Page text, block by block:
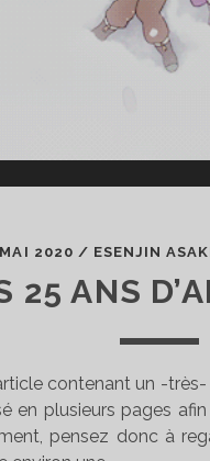
2020 / ESENJIN
25 ANS
contenant un -
en plusieurs pages
pensez donc à